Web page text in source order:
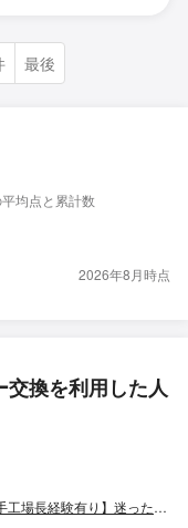
最後
均点と累計数
2026年8月時点
換を利用した人
♛安心のくらマ賞銀賞店♛【1級整備士資格・大手工場長経験有り】迷ったら当店へ！